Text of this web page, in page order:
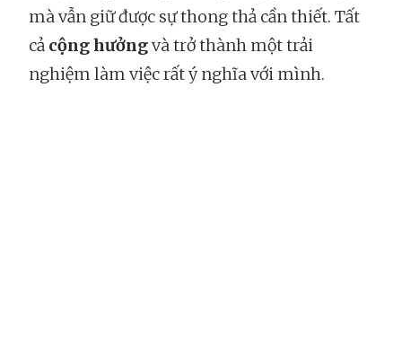
mà vẫn giữ được sự thong thả cần thiết. Tất
cả cộng hưởngvà trở thành một trải
nghiệm làm việc rất ý nghĩa với mình.